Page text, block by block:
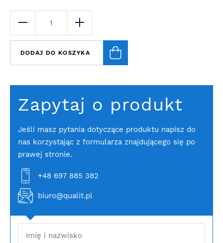
DODAJ DO KOSZYKA
Zapytaj o produkt
Jeśli masz pytania dotyczące produktu napisz do
nas korzystając z formularza znajdującego się po
prawej stronie.
+48 697 885 382
biuro@qualit.pl